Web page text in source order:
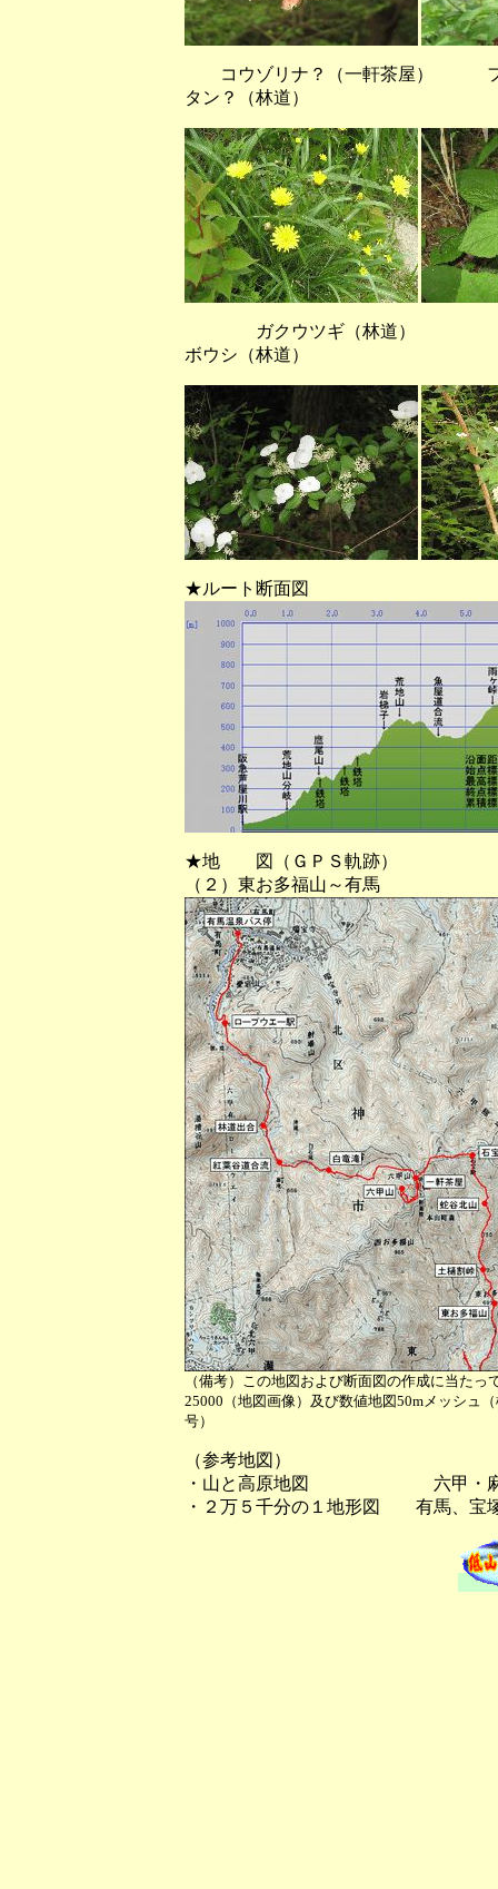
コウゾリナ？（一軒茶屋）
タン？（林道）
ガクウツギ（林
ボウシ（林道）
★ルート断面図
★地 図（ＧＰＳ軌跡）
（２）東お多福山～有
（備考）この地図および断面図の作成に当た
25000（地図画像）及び数値地図50mメッシュ
号）
（参考地図）
・山と高原地図 六甲・麻
・２万５千分の１地形図 有馬、宝